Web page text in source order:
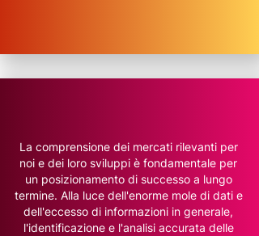
La comprensione dei mercati rilevanti per
noi e dei loro sviluppi è fondamentale per
un posizionamento di successo a lungo
termine. Alla luce dell'enorme mole di dati e
dell'eccesso di informazioni in generale,
l'identificazione e l'analisi accurata delle